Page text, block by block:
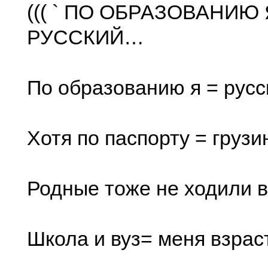
((( ` ПО ОБРАЗОВАНИЮ
РУССКИЙ…
По образованию я =
Хотя по паспорту =
Родные тоже не ходили
Школа и вуз= меня